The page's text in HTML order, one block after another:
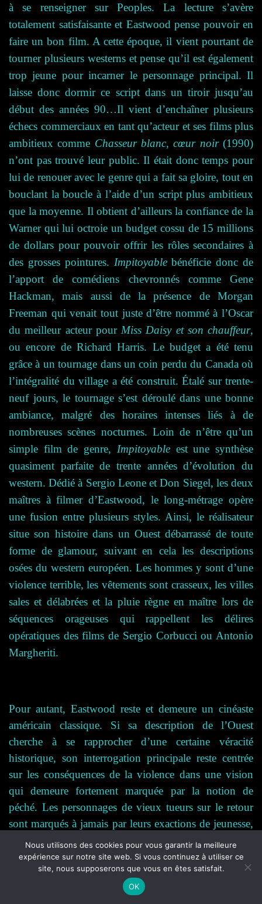
à se renseigner sur Peoples. La lecture s’avère
totalement satisfaisante et Eastwood pense pouvoir en
faire un bon film. A cette époque, il vient pourtant de
tourner plusieurs westerns et pense qu’il est également
trop jeune pour incarner le personnage principal. Il
laisse donc dormir ce script dans un tiroir jusqu’au
début des années 90…Il vient d’enchaîner plusieurs
échecs commerciaux en tant qu’acteur et ses films plus
ambitieux comme Chasseur blanc, cœur noir(1990)
n’ont pas trouvé leur public. Il était donc temps pour
lui de renouer avec le genre qui a fait sa gloire, tout en
bouclant la boucle à l’aide d’un script plus ambitieux
que la moyenne. Il obtient d’ailleurs la confiance de la
Warner qui lui octroie un budget cossu de 1 5 millions
de dollars pour pouvoir offrir les rôles secondaires à
des grosses pointures. Impitoyablebénéficie donc de
l’apport de comédiens chevronnés comme Gene
Hackman, mais aussi de la présence de Morgan
Freeman qui venait tout juste d’être nommé à l’Oscar
du meilleur acteur pour Miss Daisy et son chauffeur,
ou encore de Richard Harris. Le budget a été tenu
grâce à un tournage dans un coin perdu du Canada où
l’intégralité du village a été construit. Étalé sur trente-
neuf jours, le tournage s’est déroulé dans une bonne
ambiance, malgré des horaires intenses liés à de
nombreuses scènes nocturnes. Loin de n’être qu’un
simple film de genre, Impitoyable estune synthèse
quasiment parfaite de trente années d’évolution du
western. Dédié à Sergio Leone et Don Siegel, les deux
maîtres à filmer d’Eastwood, le long-métrage opère
une fusion entre plusieurs styles. Ainsi, le réalisateur
situe son histoire dans un Ouest débarrassé de toute
forme de glamour, suivant en cela les descriptions
osées du western européen. Les hommes y sont d’une
violence terrible, les vêtements sont crasseux, les villes
sales et délabrées et la pluie règne en maître lors de
séquences orageuses qui rappellent les délires
opératiques des films de Sergio Corbucci ou Antonio
Margheriti.
Pour autant, Eastwood reste et demeure un cinéaste
américain classique. Si sa description de l’Ouest
cherche à se rapprocher d’une certaine véracité
historique, son interrogation principale reste centrée
sur les conséquences de la violence dans une vision
qui demeure fortement marquée par la notion de
péché. Les personnages de vieux tueurs sur le retour
sont marqués à jamais par leurs exactions de jeunesse,
souvent réalisées sous l’emprise de l’alcool. Ces
exploits montés en épingle par la presse de l’époque
ne sont finalement que des actes de violence
monstrueux qui n’apportent à leurs auteurs que des
Nous utilisons des cookies pour vous garantir la meilleure
expérience sur notre site web. Si vous continuez à utiliser ce
site, nous supposerons que vous en êtes satisfait.
OK